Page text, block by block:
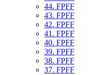
44. FPFF
43. FPFF
42. FPFF
41. FPFF
40. FPFF
39. FPFF
38. FPFF
37. FPFF